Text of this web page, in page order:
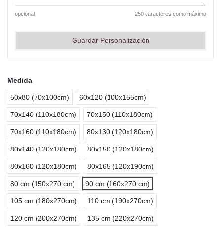
opcional 250 caracteres como máximo
Guardar Personalización
Medida
50x80 (70x100cm) 60x120 (100x155cm)
70x140 (110x180cm) 70x150 (110x180cm)
70x160 (110x180cm) 80x130 (120x180cm)
80x140 (120x180cm) 80x150 (120x180cm)
80x160 (120x180cm) 80x165 (120x190cm)
80 cm (150x270 cm) 90 cm (160x270 cm)
105 cm (180x270cm) 110 cm (190x270cm)
120 cm (200x270cm) 135 cm (220x270cm)